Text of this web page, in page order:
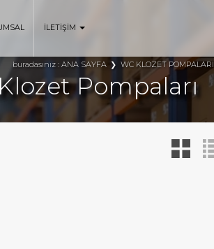
İLETİŞİM
buradasınız :ANA SAYFA WC KLOZET POMPALARI
Pompaları